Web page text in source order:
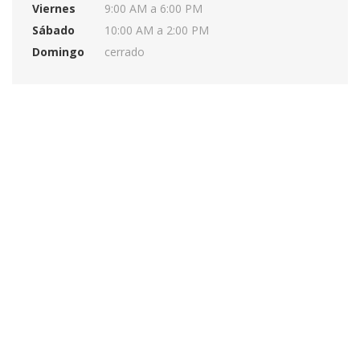
Viernes
9:00 AM a 6:00 PM
Sábado
10:00 AM a 2:00 PM
Domingo
cerrado